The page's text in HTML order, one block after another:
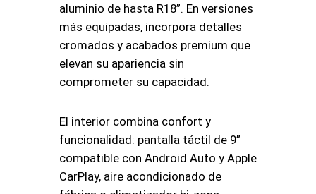
aluminio de hasta R18”. En versiones
más equipadas, incorpora detalles
cromados y acabados premium que
elevan su apariencia sin
comprometer su capacidad.
El interior combina confort y
funcionalidad: pantalla táctil de 9”
compatible con Android Auto y Apple
CarPlay, aire acondicionado de